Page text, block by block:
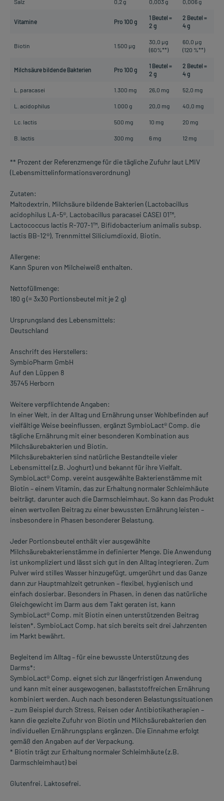
Salz 0,2 g 0,003 g 0,006 g
Vitamine Pro 100 g
1 Beutel =
2 g
2 Beutel =
4 g
Biotin 1.500 µg
30,0 µg
(60%**)
60,0 µg
(120 %**)
Milchsäure bildende Bakterien Pro 100 g
1 Beutel =
2 g
2 Beutel =
4 g
L. paracasei 1.300 mg 26,0 mg 52,0 mg
L. acidophilus 1.000 g 20,0 mg 40,0 mg
Lc. lactis 500 mg 10 mg 20 mg
B. lactis 300 mg 6 mg 12 mg
** Prozent der Referenzmenge für die tägliche Zufuhr laut LMIV
(Lebensmittelinformationsverordnung)
Zutaten:
Maltodextrin, Milchsäure bildende Bakterien (Lactobacillus
acidophilus LA-5®, Lactobacillus paracasei CASEI 01™,
Lactococcus lactis R-707-1™, Bifidobacterium animalis subsp.
lactis BB-12®), Trennmittel Siliciumdioxid, Biotin.
Allergene:
Kann Spuren von Milcheiweiß enthalten.
Nettofüllmenge:
180 g (= 3x30 Portionsbeutel mit je 2 g)
Ursprungsland des Lebensmittels:
Deutschland
Anschrift des Herstellers:
SymbioPharm GmbH
Auf den Lüppen 8
35745 Herborn
Weitere verpflichtende Angaben:
In einer Welt, in der Alltag und Ernährung unser Wohlbefinden auf
vielfältige Weise beeinflussen, ergänzt SymbioLact® Comp. die
tägliche Ernährung mit einer besonderen Kombination aus
Milchsäurebakterien und Biotin.
Milchsäurebakterien sind natürliche Bestandteile vieler
Lebensmittel (z.B. Joghurt) und bekannt für ihre Vielfalt.
SymbioLact® Comp. vereint ausgewählte Bakterienstämme mit
Biotin – einem Vitamin, das zur Erhaltung normaler Schleimhäute
beiträgt, darunter auch die Darmschleimhaut. So kann das Produkt
einen wertvollen Beitrag zu einer bewussten Ernährung leisten –
insbesondere in Phasen besonderer Belastung.
Jeder Portionsbeutel enthält vier ausgewählte
Milchsäurebakterienstämme in definierter Menge. Die Anwendung
ist unkompliziert und lässt sich gut in den Alltag integrieren. Zum
Pulver wird stilles Wasser hinzugefügt, umgerührt und das Ganze
dann zur Hauptmahlzeit getrunken – flexibel, hygienisch und
einfach dosierbar. Besonders in Phasen, in denen das natürliche
Gleichgewicht im Darm aus dem Takt geraten ist, kann
SymbioLact® Comp. mit Biotin einen unterstützenden Beitrag
leisten*. SymbioLact Comp. hat sich bereits seit drei Jahrzenten
im Markt bewährt.
Begleitend im Alltag – für eine bewusste Unterstützung des
Darms*:
SymbioLact® Comp. eignet sich zur längerfristigen Anwendung
und kann mit einer ausgewogenen, ballaststoffreichen Ernährung
kombiniert werden. Auch nach besonderen Belastungssituationen
– zum Beispiel durch Stress, Reisen oder Antibiotikatherapien –
kann die gezielte Zufuhr von Biotin und Milchsäurebakterien den
individuellen Ernährungsplans ergänzen. Die Einnahme erfolgt
gemäß den Angaben auf der Verpackung.
* Biotin trägt zur Erhaltung normaler Schleimhäute (z.B.
Darmschleimhaut) bei
Glutenfrei. Laktosefrei.